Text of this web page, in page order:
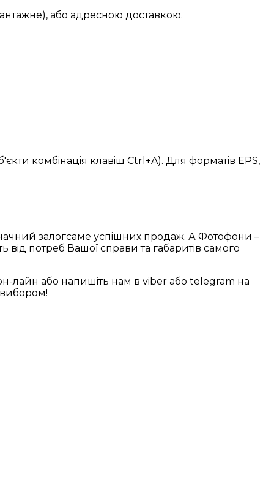
або адресною доставкою.
комбiнацiя клавiш Ctrl+A). Для форматiв EPS,
залогсаме успiшних продаж. А Фотофони –
потреб Вашої справи та габаритiв самого
лайн або напишiть нам в viber або telegram на